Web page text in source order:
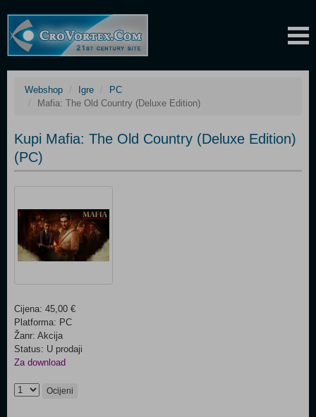
Webshop Igre
PC
Mafia: The Old Country (Deluxe Edition)
Kupi Mafia: The Old Country (Deluxe Edition)
(PC)
Cijena: 45,00 €
Platforma: PC
Žanr: Akcija
Status: U prodaji
Za download
Ocijeni